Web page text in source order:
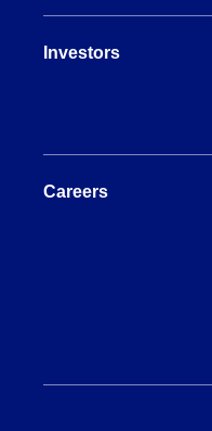
Investors
Careers